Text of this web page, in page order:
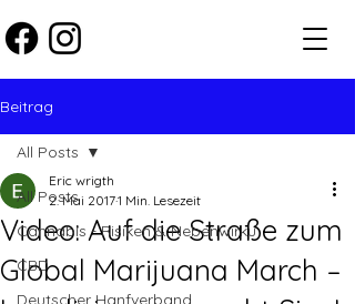
Beitrag
All Posts
Cannabis - Risiken & Nebenwirku
CBD
Deutscher Hanfverband
All Posts
Video: Auf die Straße zum
Global Marijuana March –
Eric wrigth
2. Mai 20171 Min. Lesezeit